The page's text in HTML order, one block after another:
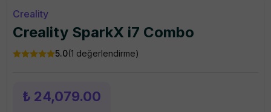
Creality
Creality SparkX i7 Combo
5.0(1 değerlendirme)
₺ 24,079.00